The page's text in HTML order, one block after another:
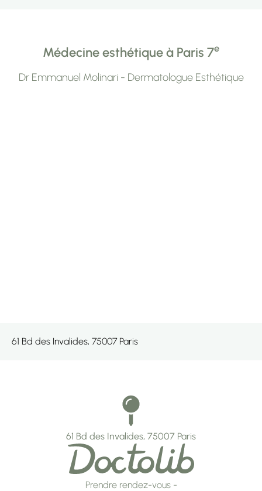
Médecine esthétique à Paris 7e
Dr Emmanuel Molinari - Dermatologue Esthétique
61 Bd des Invalides, 75007 Paris
61 Bd des Invalides, 75007 Paris
Prendre rendez-vous -